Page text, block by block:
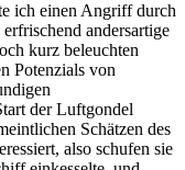
ich einen Angriff durch
andersartige
kurz beleuchten
Potenzials von
der Luftgondel
Schätzen des
also schufen sie